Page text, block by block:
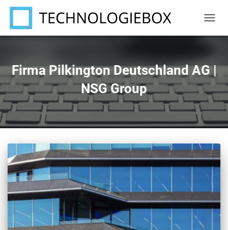
Firma Pilkington Deutschland AG |
NSG Group